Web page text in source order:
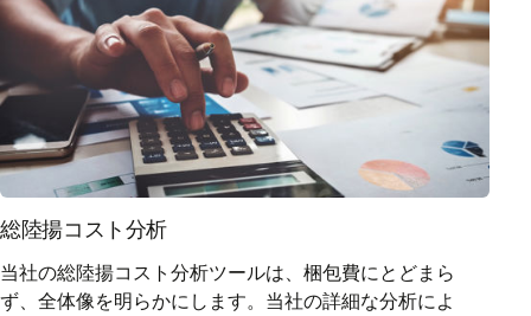
総陸揚コスト分析
当社の総陸揚コスト分析ツールは、梱包費にとどまら
ず、全体像を明らかにします。当社の詳細な分析によ